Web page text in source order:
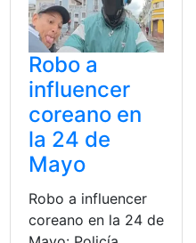
Robo a
influencer
coreano en
la 24 de
Mayo
Robo a influencer
coreano en la 24 de